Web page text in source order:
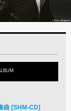
曲 [SHM-CD]